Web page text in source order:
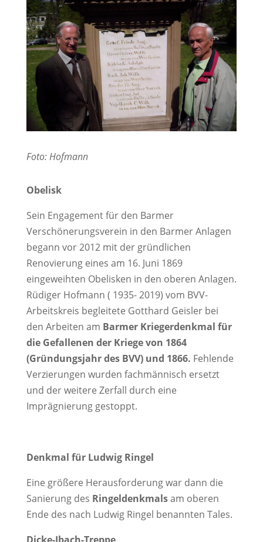
Foto: Hofmann
Obelisk
Sein Engagement für den Barmer
Verschönerungsverein in den Barmer Anlagen
begann vor 2012 mit der gründlichen
Renovierung eines am 16. Juni 1869
eingeweihten Obelisken in den oberen Anlagen.
Rüdiger Hofmann ( 1935- 2019) vom BVV-
Arbeitskreis begleitete Gotthard Geisler bei
den Arbeiten am Barmer Kriegerdenkmal für
die Gefallenen der Kriege von 1864
(Gründungsjahr des BVV) und 1866. Fehlende
Verzierungen wurden fachmännisch ersetzt
und der weitere Zerfall durch eine
Imprägnierung gestoppt.
Denkmal für Ludwig Ringel
Eine größere Herausforderung war dann die
Sanierung des Ringeldenkmalsam oberen
Ende des nach Ludwig Ringel benannten Tales.
Dicke-Ibach-Treppe